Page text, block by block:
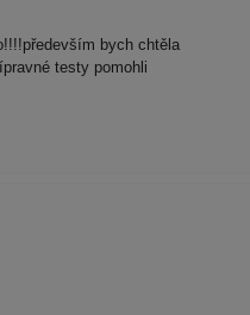
bych chtěla
testy pomohli